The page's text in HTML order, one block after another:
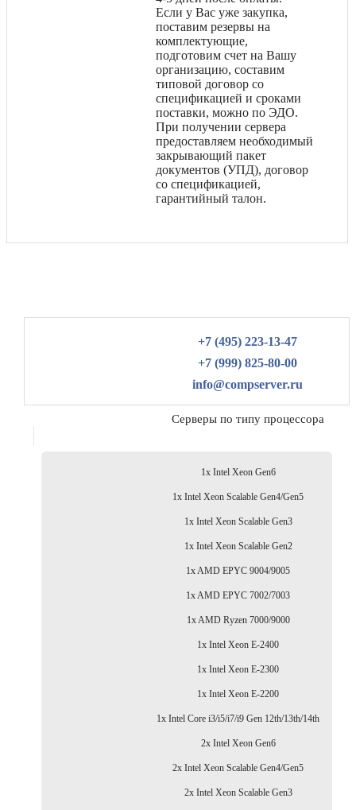
Если у Вас уже закупка,
поставим резервы на
комплектующие,
подготовим счет на Вашу
организацию, составим
типовой договор со
спецификацией и сроками
поставки, можно по ЭДО.
При получении сервера
предоставляем необходимый
закрывающий пакет
документов (УПД), договор
со спецификацией,
гарантийный талон.
+7 (495) 223-13-47
+7 (999) 825-80-00
info@compserver.ru
Серверы по типу процессора
1x Intel Xeon Gen6
1x Intel Xeon Scalable Gen4/Gen5
1x Intel Xeon Scalable Gen3
1x Intel Xeon Scalable Gen2
1x AMD EPYC 9004/9005
1x AMD EPYC 7002/7003
1x AMD Ryzen 7000/9000
1x Intel Xeon E-2400
1x Intel Xeon E-2300
1x Intel Xeon E-2200
1x Intel Core i3/i5/i7/i9 Gen 12th/13th/14th
2x Intel Xeon Gen6
2x Intel Xeon Scalable Gen4/Gen5
2x Intel Xeon Scalable Gen3